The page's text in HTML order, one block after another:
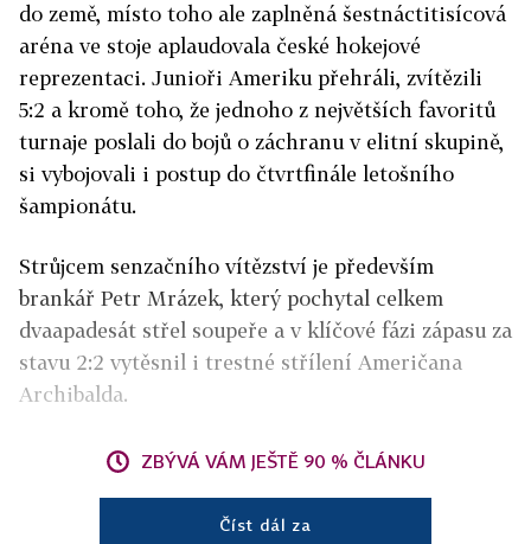
do země, místo toho ale zaplněná šestnáctitisícová
aréna ve stoje aplaudovala české hokejové
reprezentaci. Junioři Ameriku přehráli, zvítězili
5:2 a kromě toho, že jednoho z největších favoritů
turnaje poslali do bojů o záchranu v elitní skupině,
si vybojovali i postup do čtvrtfinále letošního
šampionátu.
Strůjcem senzačního vítězství je především
brankář Petr Mrázek, který pochytal celkem
dvaapadesát střel soupeře a v klíčové fázi zápasu za
stavu 2:2 vytěsnil i trestné střílení Američana
Archibalda.
ZBÝVÁ VÁM JEŠTĚ 90 % ČLÁNKU
Číst dál za